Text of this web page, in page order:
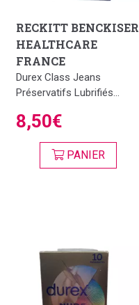
RECKITT BENCKISER
HEALTHCARE
FRANCE
Durex Class Jeans
Préservatifs Lubrifiés...
8,50€
PANIER